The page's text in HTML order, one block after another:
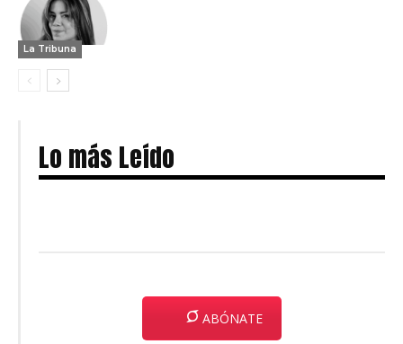
La Tribuna
Lo más Leído
ABÓNATE